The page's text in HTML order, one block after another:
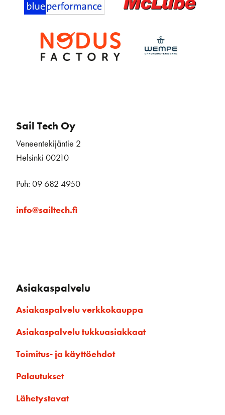
Sail Tech Oy
Veneentekijäntie 2
Helsinki 00210
Puh: 09 682 4950
info@sailtech.fi
Asiakaspalvelu
Asiakaspalvelu verkkokauppa
Asiakaspalvelu tukkuasiakkaat
Toimitus- ja käyttöehdot
Palautukset
Lähetystavat